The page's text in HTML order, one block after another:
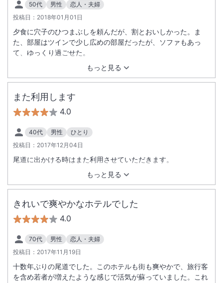
50代 男性
恋人・夫婦
投稿日： 2018年01月01日
もっと見る
夕食に穴子のひつまぶしを頼んだが、割とおいしかった。ま
た、部屋はツインで少し広めの部屋だったが、ソファもあっ
て、ゆっくり過ごせた。
また利用します
4.0
40代 男性
ひとり
投稿日： 2017年12月04日
もっと見る
尾道に出かける時はまた利用させていただきます。
きれいで爽やかなホテルでした
4.0
70代 男性
恋人・夫婦
投稿日： 2017年11月19日
十数年ぶりの尾道でした。このホテルも街も爽やかで、旅行客
を含め若者が増えたような感じで活気が蘇っていました。これ